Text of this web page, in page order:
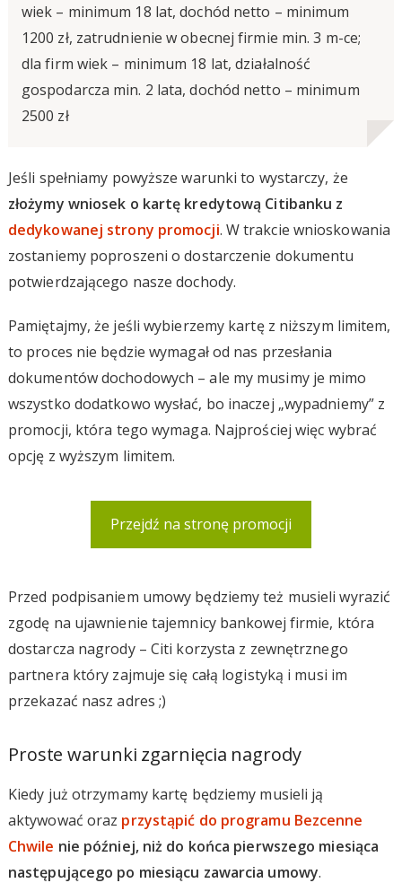
wiek – minimum 18 lat, dochód netto – minimum
1200 zł, zatrudnienie w obecnej firmie min. 3 m-ce;
dla firm wiek – minimum 18 lat, działalność
gospodarcza min. 2 lata, dochód netto – minimum
2500 zł
Jeśli spełniamy powyższe warunki to wystarczy, że
złożymy wniosek o kartę kredytową Citibanku z
dedykowanej strony promocji. W trakcie wnioskowania
zostaniemy poproszeni o dostarczenie dokumentu
potwierdzającego nasze dochody.
Pamiętajmy, że jeśli wybierzemy kartę z niższym limitem,
to proces nie będzie wymagał od nas przesłania
dokumentów dochodowych – ale my musimy je mimo
wszystko dodatkowo wysłać, bo inaczej „wypadniemy” z
promocji, która tego wymaga. Najprościej więc wybrać
opcję z wyższym limitem.
Przejdź na stronę promocji
Przed podpisaniem umowy będziemy też musieli wyrazić
zgodę na ujawnienie tajemnicy bankowej firmie, która
dostarcza nagrody – Citi korzysta z zewnętrznego
partnera który zajmuje się całą logistyką i musi im
przekazać nasz adres ;)
Proste warunki zgarnięcia nagrody
Kiedy już otrzymamy kartę będziemy musieli ją
aktywować oraz przystąpić do programu Bezcenne
Chwile nie później, niż do końca pierwszego miesiąca
następującego po miesiącu zawarcia umowy.